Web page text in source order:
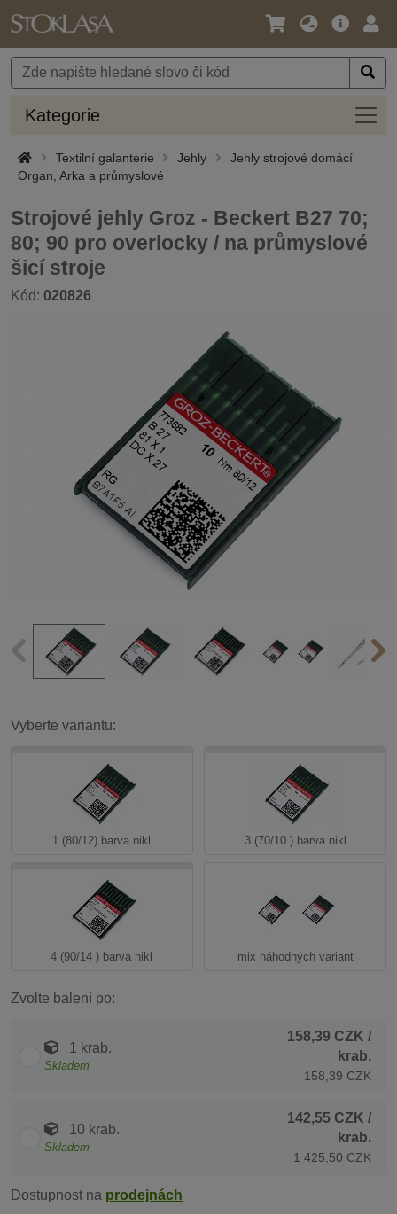
Jazyk
Měna
Hlavní
Kategorie
Textilní galanterie Jehly
Jehly strojové domácí
Organ, Arka a průmyslové
Strojové jehly Groz - Beckert B27 70;
80; 90 pro overlocky / na průmyslové
šicí stroje
Kód: 020826
Vyberte variantu:
1 (80/12) barva nikl 3 (70/10 ) barva nikl
4 (90/14 ) barva nikl mix náhodných variant
Zvolte balení po:
1 krab.
Skladem
158,39 CZK /
krab.
158,39 CZK
10 krab.
Skladem
142,55 CZK /
krab.
1 425,50 CZK
Dostupnost na prodejnách